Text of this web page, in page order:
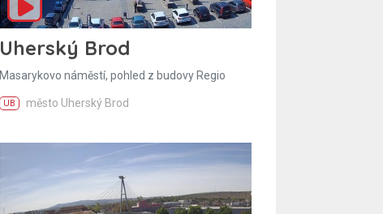
Uherský Brod
Masarykovo náměstí, pohled z budovy Regio
UB město Uherský Brod